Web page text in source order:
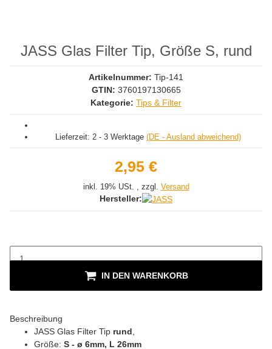
JASS Glas Filter Tip, Größe S, rund
Artikelnummer: Tip-141
GTIN: 3760197130665
Kategorie: Tips & Filter
Lieferzeit: 2 - 3 Werktage (DE - Ausland abweichend)
2,95 €
inkl. 19% USt. , zzgl. Versand
Hersteller:
IN DEN WARENKORB
Beschreibung
JASS Glas Filter Tip rund
Größe: S - ø 6mm, L 26mm